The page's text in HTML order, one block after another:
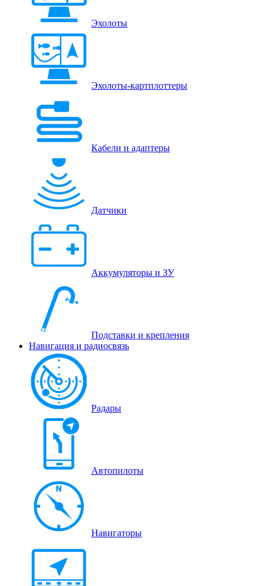
Эхолоты
Эхолоты-картплоттеры
Кабели и адаптеры
Датчики
Аккумуляторы и ЗУ
Подставки и крепления
Навигация и радиосвязь
Радары
Автопилоты
Навигаторы